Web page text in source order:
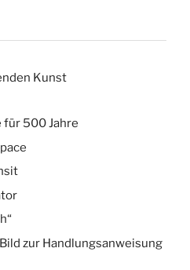
Kunst
für 500 Jahre
zur Handlungsanweisung